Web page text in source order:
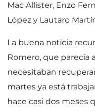
Mac Allister, Enzo
López y Lautaro
La buena noticia
Romero, que parecía
necesitaban
martes ya está
hace casi dos meses